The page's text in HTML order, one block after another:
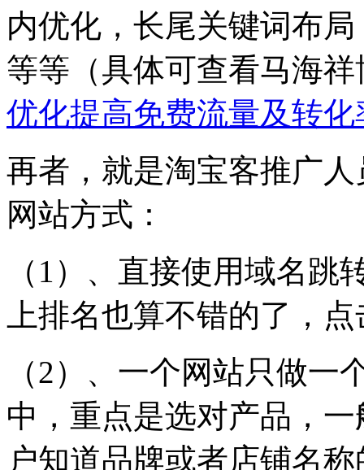
内优化，长尾关键词布
等等（具体可查看马海祥
优化提高免费流量及转化
再者，就是淘宝客推广
网站方式：
（1）、直接使用域名
上排名也算不错的了，
（2）、一个网站只做
中，重点是选对产品，
户知道品牌或者店铺名